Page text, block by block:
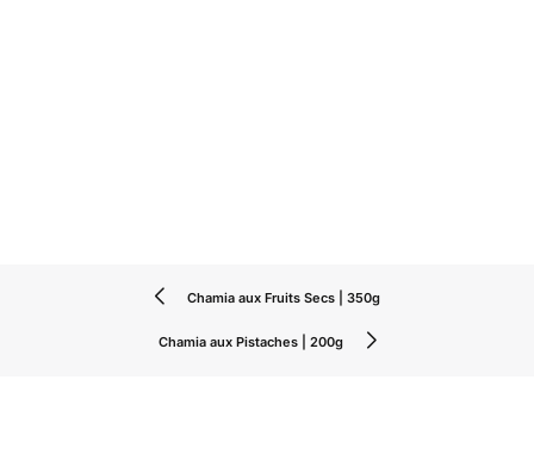
Chamia aux Fruits Secs | 350g
Chamia aux Pistaches | 200g